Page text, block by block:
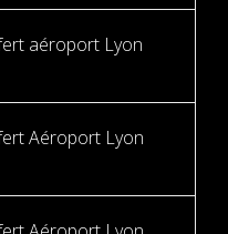
aéroport Lyon
Aéroport Lyon